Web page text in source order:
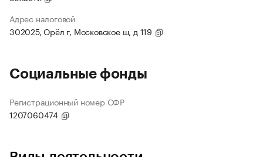
Адрес налоговой
302025, Орёл г, Московское ш, д 119
Социальные фонды
Регистрационный номер СФР
1207060474